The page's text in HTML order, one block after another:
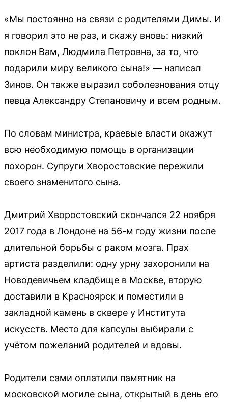
«Мы постоянно на связи с родителями Димы. И
я говорил это не раз, и скажу вновь: низкий
поклон Вам, Людмила Петровна, за то, что
подарили миру великого сына!» — написал
Зинов. Он также выразил соболезнования отцу
певца Александру Степановичу и всем родным.
По словам министра, краевые власти окажут
всю необходимую помощь в организации
похорон. Супруги Хворостовские пережили
своего знаменитого сына.
Дмитрий Хворостовский скончался 22 ноября
2017 года в Лондоне на 56-м году жизни после
длительной борьбы с раком мозга. Прах
артиста разделили: одну урну захоронили на
Новодевичьем кладбище в Москве, вторую
доставили в Красноярск и поместили в
закладной камень в сквере у Института
искусств. Место для капсулы выбирали с
учётом пожеланий родителей и вдовы.
Родители сами оплатили памятник на
московской могиле сына, открытый в день его